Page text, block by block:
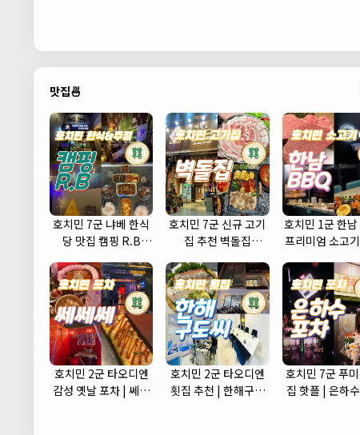
맛집🍜
호치민 7군 냐베 한식
당 맛집 캠핑 R.B
호치민 7군 신규 고기
집 추천 벽돌집
호치민 1군 한
프리미엄 소고
호치민 2군 타오디엔
감성 옛날 포차 | 쎄쎄
호치민 2군 타오디엔
횟집 추천 | 한해구도
호치민 7군 푸
집 핫플 | 은하